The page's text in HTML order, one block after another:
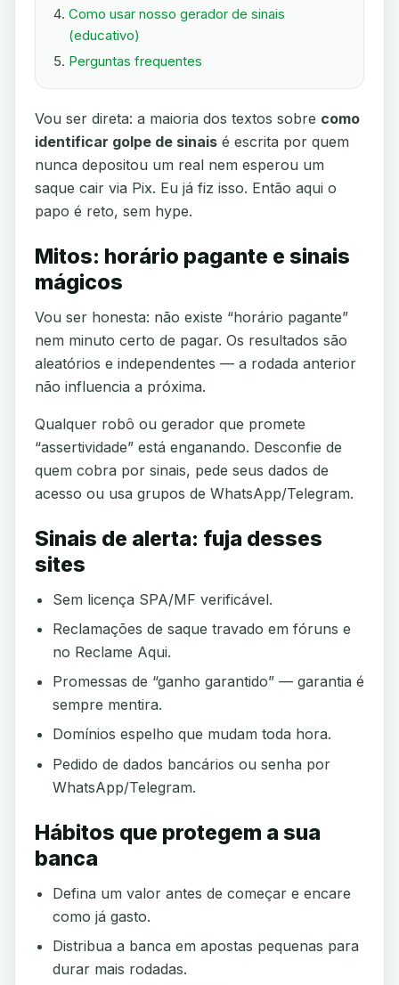
Como usar nosso gerador de sinais
(educativo)
Perguntas frequentes
Vou ser direta: a maioria dos textos sobre como
identificar golpe de sinais é escrita por quem
nunca depositou um real nem esperou um
saque cair via Pix. Eu já fiz isso. Então aqui o
papo é reto, sem hype.
Mitos: horário pagante e sinais
mágicos
Vou ser honesta: não existe “horário pagante”
nem minuto certo de pagar. Os resultados são
aleatórios e independentes — a rodada anterior
não influencia a próxima.
Qualquer robô ou gerador que promete
“assertividade” está enganando. Desconfie de
quem cobra por sinais, pede seus dados de
acesso ou usa grupos de WhatsApp/Telegram.
Sinais de alerta: fuja desses
sites
Sem licença SPA/MF verificável.
Reclamações de saque travado em fóruns e
no Reclame Aqui.
Promessas de “ganho garantido” — garantia é
sempre mentira.
Domínios espelho que mudam toda hora.
Pedido de dados bancários ou senha por
WhatsApp/Telegram.
Hábitos que protegem a sua
banca
Defina um valor antes de começar e encare
como já gasto.
Distribua a banca em apostas pequenas para
durar mais rodadas.